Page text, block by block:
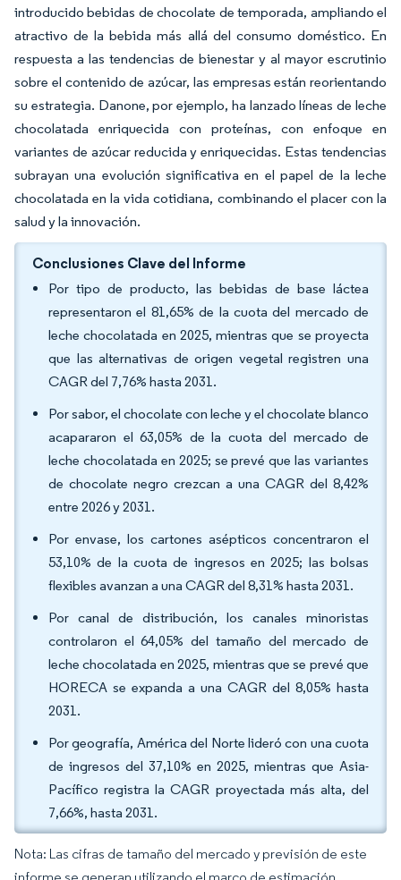
introducido bebidas de chocolate de temporada, ampliando el
atractivo de la bebida más allá del consumo doméstico. En
respuesta a las tendencias de bienestar y al mayor escrutinio
sobre el contenido de azúcar, las empresas están reorientando
su estrategia. Danone, por ejemplo, ha lanzado líneas de leche
chocolatada enriquecida con proteínas, con enfoque en
variantes de azúcar reducida y enriquecidas. Estas tendencias
subrayan una evolución significativa en el papel de la leche
chocolatada en la vida cotidiana, combinando el placer con la
salud y la innovación.
Conclusiones Clave del Informe
Por tipo de producto, las bebidas de base láctea
representaron el 81,65% de la cuota del mercado de
leche chocolatada en 2025, mientras que se proyecta
que las alternativas de origen vegetal registren una
CAGR del 7,76% hasta 2031.
Por sabor, el chocolate con leche y el chocolate blanco
acapararon el 63,05% de la cuota del mercado de
leche chocolatada en 2025; se prevé que las variantes
de chocolate negro crezcan a una CAGR del 8,42%
entre 2026 y 2031.
Por envase, los cartones asépticos concentraron el
53,10% de la cuota de ingresos en 2025; las bolsas
flexibles avanzan a una CAGR del 8,31% hasta 2031.
Por canal de distribución, los canales minoristas
controlaron el 64,05% del tamaño del mercado de
leche chocolatada en 2025, mientras que se prevé que
HORECA se expanda a una CAGR del 8,05% hasta
2031.
Por geografía, América del Norte lideró con una cuota
de ingresos del 37,10% en 2025, mientras que Asia-
Pacífico registra la CAGR proyectada más alta, del
7,66%, hasta 2031.
Nota: Las cifras de tamaño del mercado y previsión de este